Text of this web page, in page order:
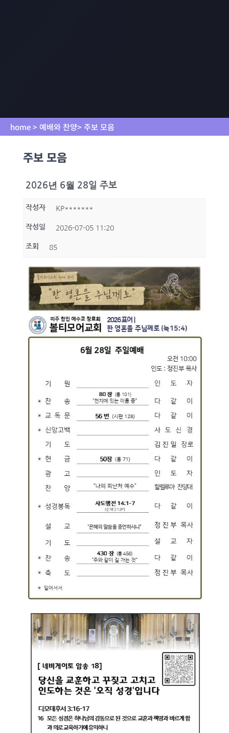
home > 예배와 찬양> 주보 모음
주보 모음
2026년 6월 28일 주보
작성자 KP*******
작성일 2026-07-05 11:20
조회 85